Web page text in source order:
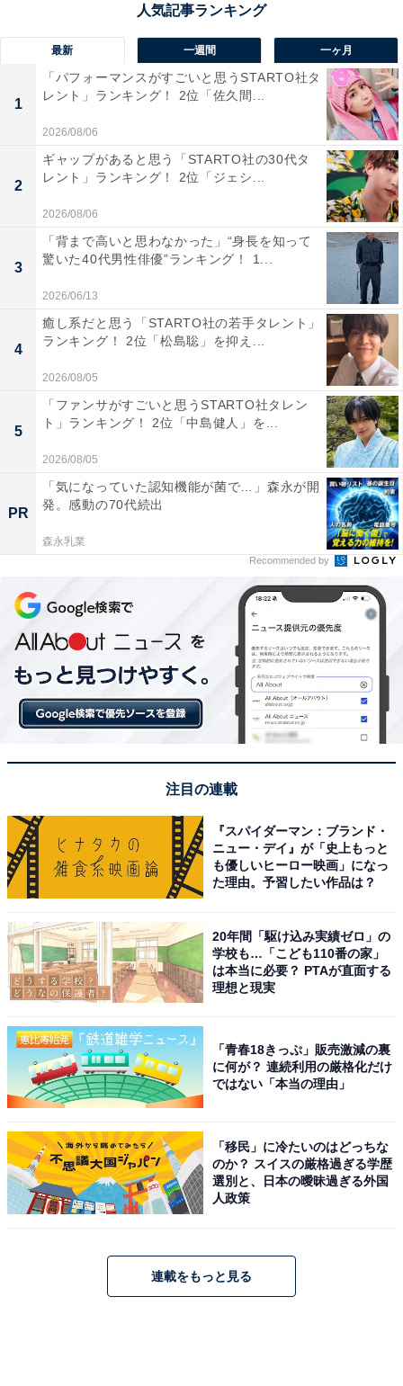
回答者からは「静かな海と月の光が幻想的で、ライトア
ップがあると聞いたのでいいなと思い選びました」（20
代女性／岐阜県）、「砂浜から夜の水平線と共に月を見
てみたいです」（50代男性／北海道）、「砂浜や木々が
幻想的にライトアップされて綺麗」（20代女性／兵庫
県）といった声が集まりました。
※回答者からのコメントは原文ママです
この記事の筆者：坂上 恵
All About ニュースの編集者。オールアバウトに入社後、
SNSトレンドにフォーカスした記事執筆やSEOライティ
ングの経験を経て、のちにAll About ニュースチームのメ
ンバーに参入。現在は旅行・カルチャー・エンタメなど
を中心に企画編集を担当。東京都出身。居酒屋巡りとス
ポーツ観戦が生きがい。
次ページ 7位までのランキング結果を見る
こちらもおすすめ
好き＆行ってみたい「富山県のお月見スポッ
ト」ランキング！ 2位「氷見海岸」、1位は？
【2025年調査】
1
最新 一週間 一ヶ月
1
「パフォーマンスがすごいと思うSTARTO社タ
レント」ランキング！ 2位「佐久間...
2026/08/06
2
ギャップがあると思う「STARTO社の30代タ
レント」ランキング！ 2位「ジェシ...
2026/08/06
3
「背まで高いと思わなかった」“身長を知って
驚いた40代男性俳優”ランキング！ 1...
2026/06/13
4
癒し系だと思う「STARTO社の若手タレント」
ランキング！ 2位「松島聡」を抑え...
2026/08/05
5
「ファンサがすごいと思うSTARTO社タレン
ト」ランキング！ 2位「中島健人」を...
2026/08/05
PR
「気になっていた認知機能が菌で…」森永が開
発。感動の70代続出
森永乳業
Recommended by
注目の連載
『スパイダーマン：ブランド・
ニュー・デイ』が「史上もっと
も優しいヒーロー映画」になっ
た理由。予習したい作品は？
20年間「駆け込み実績ゼロ」の
学校も…「こども110番の家」
は本当に必要？ PTAが直面する
理想と現実
「青春18きっぷ」販売激減の裏
に何が？ 連続利用の厳格化だけ
ではない「本当の理由」
「移民」に冷たいのはどっちな
のか？ スイスの厳格過ぎる学歴
選別と、日本の曖昧過ぎる外国
人政策
連載をもっと見る